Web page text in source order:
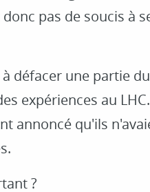
pas de soucis à
défacer une partie
expériences au
annoncé qu'ils
?